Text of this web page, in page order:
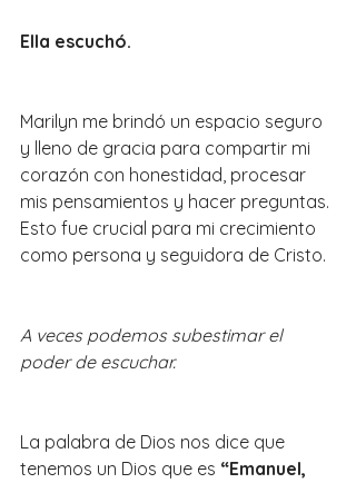
Ella escuchó.
Marilyn me brindó un espacio seguro
y lleno de gracia para compartir mi
corazón con honestidad, procesar
mis pensamientos y hacer preguntas.
Esto fue crucial para mi crecimiento
como persona y seguidora de Cristo.
A veces podemos subestimar el
poder de escuchar.
La palabra de Dios nos dice que
tenemos un Dios que es “Emanuel,